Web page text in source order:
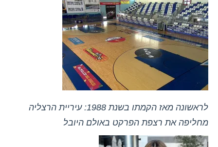
לראשונה מאז הקמתו בשנת 1988: עיריית הרצליה
מחליפה את רצפת הפרקט באולם היובל